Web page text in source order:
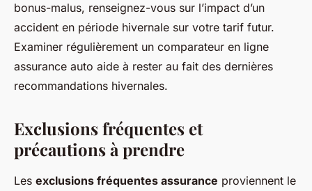
bonus-malus, renseignez-vous sur l’impact d’un
accident en période hivernale sur votre tarif futur.
Examiner régulièrement un comparateur en ligne
assurance auto aide à rester au fait des dernières
recommandations hivernales.
Exclusions fréquentes et
précautions à prendre
Les exclusions fréquentes assurance proviennent le